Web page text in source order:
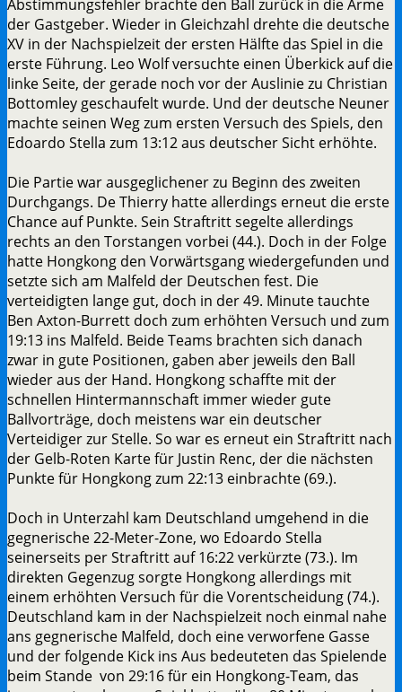
Abstimmungsfehler brachte den Ball zurück in die Arme
der Gastgeber. Wieder in Gleichzahl drehte die deutsche
XV in der Nachspielzeit der ersten Hälfte das Spiel in die
erste Führung. Leo Wolf versuchte einen Überkick auf die
linke Seite, der gerade noch vor der Auslinie zu Christian
Bottomley geschaufelt wurde. Und der deutsche Neuner
machte seinen Weg zum ersten Versuch des Spiels, den
Edoardo Stella zum 13:12 aus deutscher Sicht erhöhte.
Die Partie war ausgeglichener zu Beginn des zweiten
Durchgangs. De Thierry hatte allerdings erneut die erste
Chance auf Punkte. Sein Straftritt segelte allerdings
rechts an den Torstangen vorbei (44.). Doch in der Folge
hatte Hongkong den Vorwärtsgang wiedergefunden und
setzte sich am Malfeld der Deutschen fest. Die
verteidigten lange gut, doch in der 49. Minute tauchte
Ben Axton-Burrett doch zum erhöhten Versuch und zum
19:13 ins Malfeld. Beide Teams brachten sich danach
zwar in gute Positionen, gaben aber jeweils den Ball
wieder aus der Hand. Hongkong schaffte mit der
schnellen Hintermannschaft immer wieder gute
Ballvorträge, doch meistens war ein deutscher
Verteidiger zur Stelle. So war es erneut ein Straftritt nach
der Gelb-Roten Karte für Justin Renc, der die nächsten
Punkte für Hongkong zum 22:13 einbrachte (69.).
Doch in Unterzahl kam Deutschland umgehend in die
gegnerische 22-Meter-Zone, wo Edoardo Stella
seinerseits per Straftritt auf 16:22 verkürzte (73.). Im
direkten Gegenzug sorgte Hongkong allerdings mit
einem erhöhten Versuch für die Vorentscheidung (74.).
Deutschland kam in der Nachspielzeit noch einmal nahe
ans gegnerische Malfeld, doch eine verworfene Gasse
und der folgende Kick ins Aus bedeuteten das Spielende
beim Stande von 29:16 für ein Hongkong-Team, das